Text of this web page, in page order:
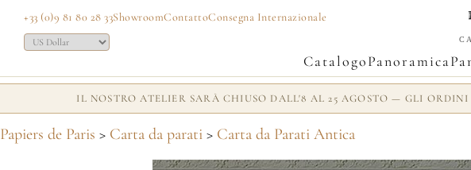
+33 (0)9 81 80 28 33ShowroomContattoConsegna Internazionale
CatalogoPanoramica
IL NOSTRO ATELIER SARÀ CHIUSO DALL'8 AL 25 AGOSTO — GLI
Papiers de Paris > Carta da parati > Carta da Parati Antica